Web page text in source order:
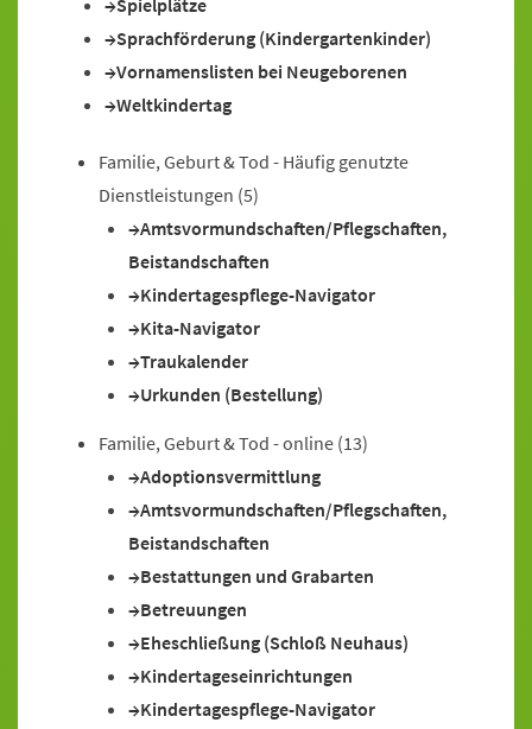
Spielplätze
Sprachförderung (Kindergartenkinder)
Vornamenslisten bei Neugeborenen
Weltkindertag
Familie, Geburt & Tod - Häufig genutzte
Dienstleistungen (5)
Amtsvormundschaften/Pflegschaften,
Beistandschaften
Kindertagespflege-Navigator
Kita-Navigator
Traukalender
Urkunden (Bestellung)
Familie, Geburt & Tod - online (13)
Adoptionsvermittlung
Amtsvormundschaften/Pflegschaften,
Beistandschaften
Bestattungen und Grabarten
Betreuungen
Eheschließung (Schloß Neuhaus)
Kindertageseinrichtungen
Kindertagespflege-Navigator